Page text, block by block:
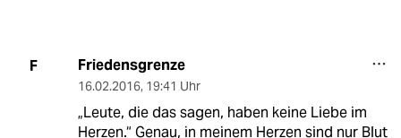
F Friedensgrenze
16.02.2016, 19:41 Uhr
„Leute, die das sagen, haben keine Liebe im
Herzen.“ Genau, in meinem Herzen sind nur Blut